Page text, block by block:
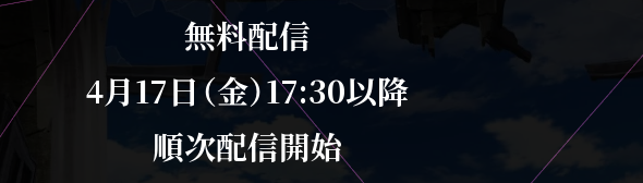
無料配信
4月17日（金）17:30以降
順次配信開始